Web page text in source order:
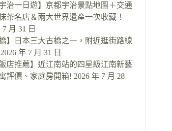
宇治一日遊】京都宇治景點地圖＋交通
茶名店＆兩大世界遺產一次收藏！
7 月 31 日
橋】日本三大古橋之一，附近逛街路線
2026 年 7 月 31 日
飯店推薦】近江南站的四星級江南新藝
評價、家庭房開箱! 2026 年 7 月 28